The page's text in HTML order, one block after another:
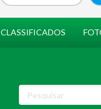
CLASSIFICADOS